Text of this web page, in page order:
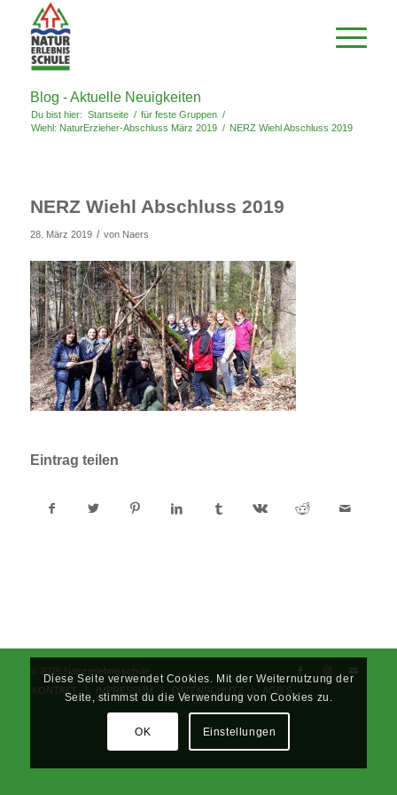
Blog - Aktuelle Neuigkeiten
Du bist hier: Startseite / für feste Gruppen /
Wiehl: NaturErzieher-Abschluss März 2019 / NERZ Wiehl Abschluss 2019
NERZ Wiehl Abschluss 2019
28. März 2019 / von Naers
Eintrag teilen
© 2026 Naturerlebnisschule
KONTAKT
IMPRESSUM DATENSCHUTZ AGB´S
Diese Seite verwendet Cookies. Mit der Weiternutzung der
Seite, stimmst du die Verwendung von Cookies zu.
OK Einstellungen